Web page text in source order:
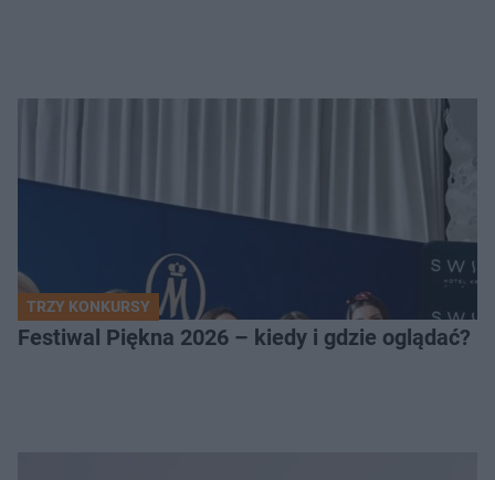
TRZY KONKURSY
Festiwal Piękna 2026 – kiedy i gdzie oglądać?